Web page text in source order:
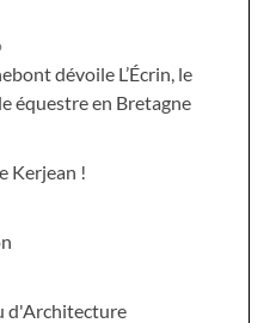
dévoile L’Écrin, le
équestre en Bretagne
Kerjean !
d'Architecture